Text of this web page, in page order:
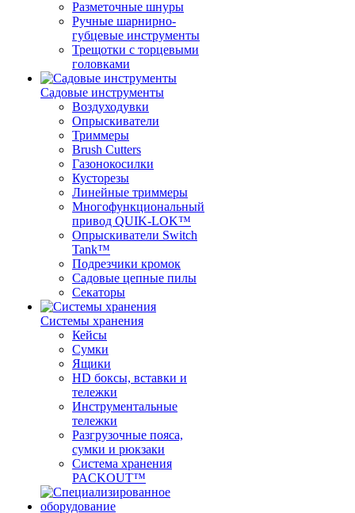
Разметочные шнуры
Ручные шарнирно-
губцевые инструменты
Трещотки с торцевыми
головками
Садовые инструменты
Воздуходувки
Опрыскиватели
Триммеры
Brush Cutters
Газонокосилки
Кусторезы
Линейные триммеры
Многофункциональный
привод QUIK-LOK™
Опрыскиватели Switch
Tank™
Подрезчики кромок
Садовые цепные пилы
Секаторы
Системы хранения
Кейсы
Сумки
Ящики
HD боксы, вставки и
тележки
Инструментальные
тележки
Разгрузочные пояса,
сумки и рюкзаки
Система хранения
PACKOUT™